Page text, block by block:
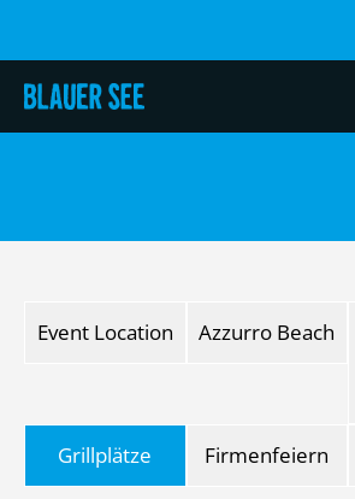
Event Location Azzurro Beach
Grillplätze Firmenfeiern